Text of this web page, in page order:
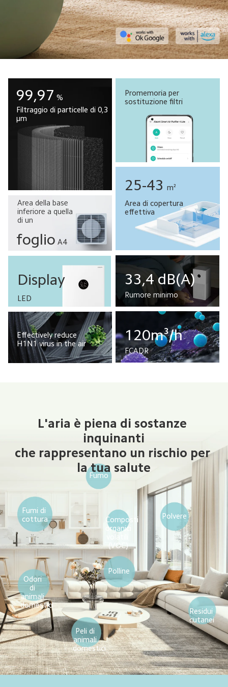
99,97 %
Filtraggio di particelle di 0,3
μm
Area della base
inferiore a quella
di un
foglio A4
Display
LED
Effectively reduce
H1N1 virus in the air
Promemoria per
sostituzione filtri
25-43 m²
Area di copertura
effettiva
33,4 dB(A)
Rumore minimo
120m³/h
FCADR
L'aria è piena di sostanze
inquinanti
che rappresentano un rischio per
la tua salute
Peli di
animali
domestici
Odori
di
animali
domestici
Polline
Residui
cutanei
Polvere
Composti
organici
(VOC)
Fumo
Fumi di
cottura